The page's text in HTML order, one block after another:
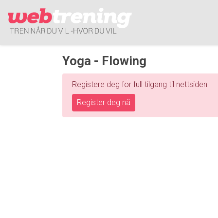
Yoga - Flowing
Registere deg for full tilgang til nettsiden
Register deg nå